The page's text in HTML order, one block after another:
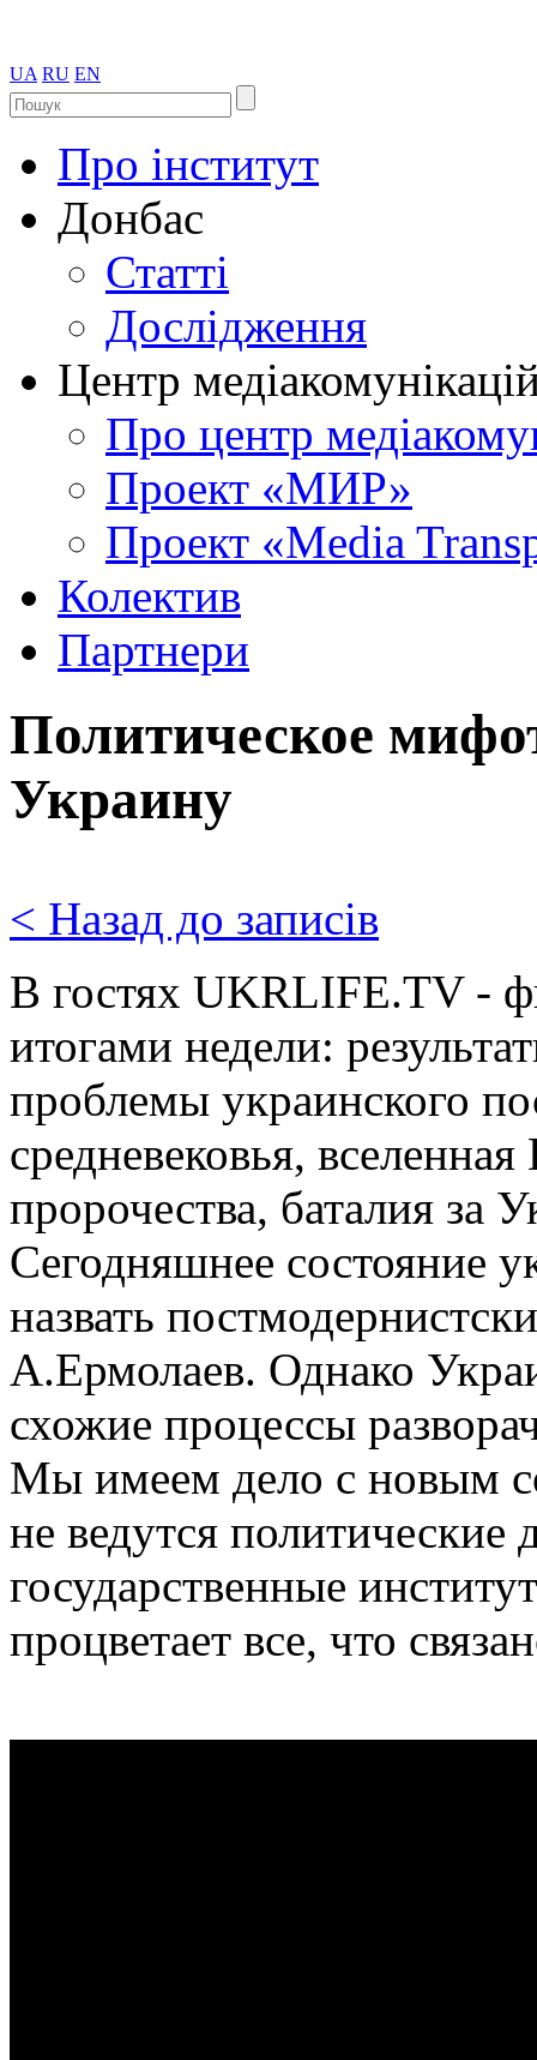
UA RU EN
Про інститут
Донбас
Статті
Дослідження
Центр
Про центр
Проект «МИР»
Проект «Media
Колектив
Партнери
Политическое
Украину
< Назад до записів
В гостях UKRLIFE.TV -
итогами недели:
проблемы украинского
средневековья,
пророчества, баталия за
Сегодняшнее состояние
назвать
А.Ермолаев. Однако
схожие процессы
Мы имеем дело с новым
не ведутся политические
государственные
процветает все, что